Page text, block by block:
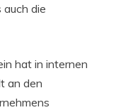
die
hat in internen
an den